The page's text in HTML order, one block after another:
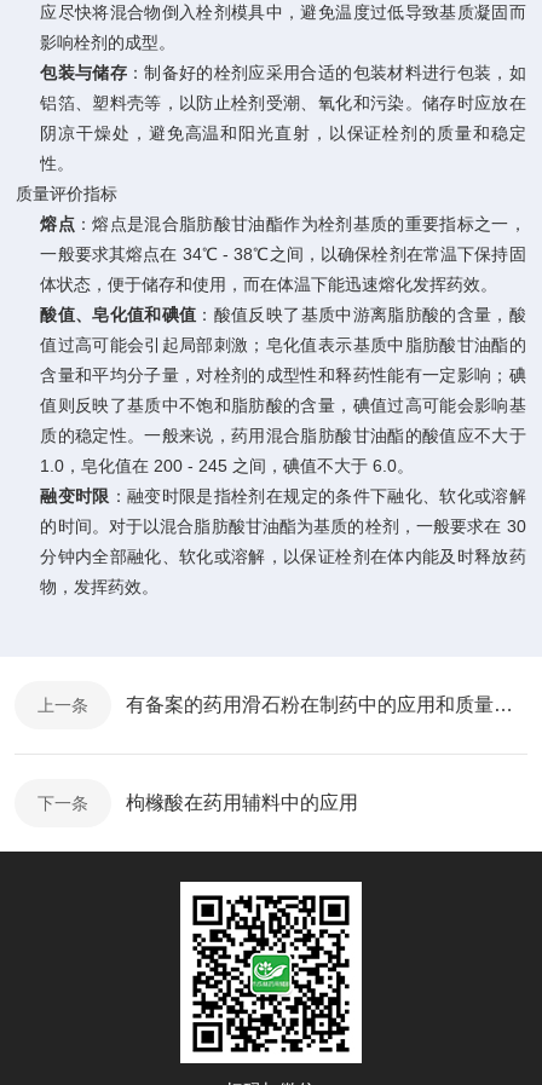
应尽快将混合物倒入栓剂模具中，避免温度过低导致基质凝固而
影响栓剂的成型。
包装与储存 ：制备好的栓剂应采用合适的包装材料进行包装，如
铝箔、塑料壳等，以防止栓剂受潮、氧化和污染。储存时应放在
阴凉干燥处，避免高温和阳光直射，以保证栓剂的质量和稳定
性。
质量评价指标
熔点 ：熔点是混合脂肪酸甘油酯作为栓剂基质的重要指标之一，
一般要求其熔点在 34℃ - 38℃之间，以确保栓剂在常温下保持固
体状态，便于储存和使用，而在体温下能迅速熔化发挥药效。
酸值、皂化值和碘值 ：酸值反映了基质中游离脂肪酸的含量，酸
值过高可能会引起局部刺激；皂化值表示基质中脂肪酸甘油酯的
含量和平均分子量，对栓剂的成型性和释药性能有一定影响；碘
值则反映了基质中不饱和脂肪酸的含量，碘值过高可能会影响基
质的稳定性。一般来说，药用混合脂肪酸甘油酯的酸值应不大于
1.0，皂化值在 200 - 245 之间，碘值不大于 6.0。
融变时限 ：融变时限是指栓剂在规定的条件下融化、软化或溶解
的时间。对于以混合脂肪酸甘油酯为基质的栓剂，一般要求在 30
分钟内全部融化、软化或溶解，以保证栓剂在体内能及时释放药
物，发挥药效。
上一条 有备案的药用滑石粉在制药中的应用和质量要求
下一条 枸橼酸在药用辅料中的应用